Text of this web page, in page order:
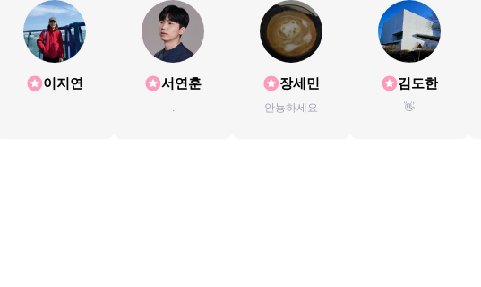
이지연 서연훈
.
장세민
안뇽하세요
김도한
👋